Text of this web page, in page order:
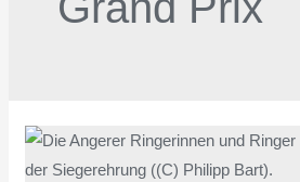
Angerer
Ringer